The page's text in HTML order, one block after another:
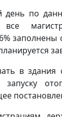
по
все
в
запуску